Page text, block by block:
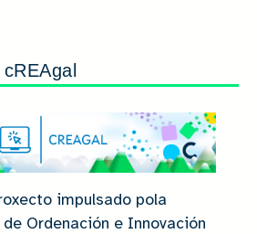
impulsado pola
Ordenación e Innovación